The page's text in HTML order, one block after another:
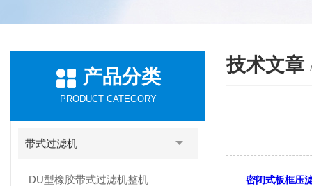
产品分类
PRODUCT CATEGORY
带式过滤机
DU型橡胶带式过滤机整机
技术文章
密闭式板框压